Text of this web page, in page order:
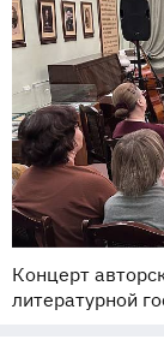
Концерт
литературной